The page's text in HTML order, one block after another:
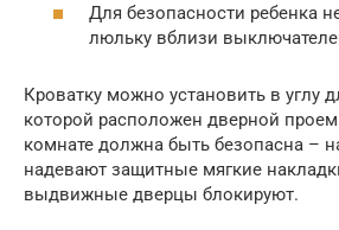
Для безопасности ребенка
люльку вблизи
Кроватку можно установить в углу
которой расположен дверной
комнате должна быть безопасна –
надевают защитные мягкие
выдвижные дверцы блокируют.